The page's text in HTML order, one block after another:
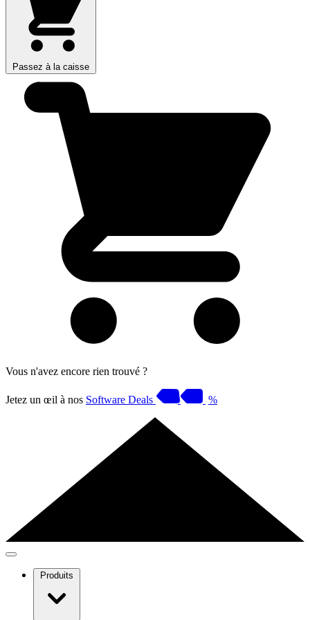
Passez à la caisse
Vous n'avez encore rien trouvé ?
Jetez un œil à nos Software Deals %
Produits